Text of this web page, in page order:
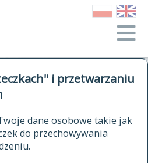
i przetwarzaniu
dane osobowe takie jak
do przechowywania
SŁOWNIK